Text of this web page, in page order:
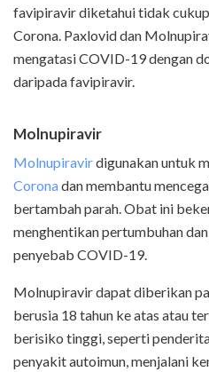
favipiravir diketahui tidak
Corona. Paxlovid dan
mengatasi COVID-19 dengan
daripada favipiravir.
Molnupiravir
Molnupiravirdigunakan untuk
Coronadan membantu
bertambah parah. Obat ini
menghentikan pertumbuhan
penyebab COVID-19.
Molnupiravir dapat diberikan
berusia 18 tahun ke atas atau
berisiko tinggi, seperti
penyakit autoimun, menjalani